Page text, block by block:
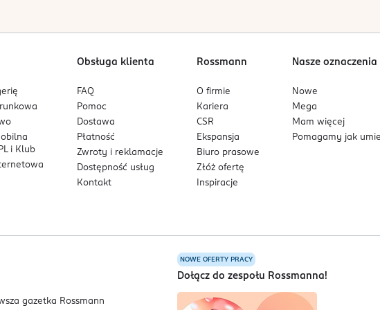
i Klub
Obsługa klienta
FAQ
Pomoc
Dostawa
Płatność
Zwroty i reklamacje
Dostępność usług
Kontakt
Rossmann
O firmie
Kariera
CSR
Ekspansja
Biuro prasowe
Złóż ofertę
Inspiracje
Nasze oznaczenia
Nowe
Mega
Mam więcej
Pomagamy jak
NOWE OFERTY PRACY
Dołącz do zespołu Rossmanna!